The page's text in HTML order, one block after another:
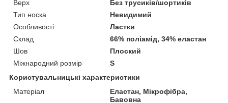
Верх
Без трусиків/шортиків
Тип носка
Невидимий
Особливості
Ластки
Склад
66% поліамід, 34% еластан
Шов
Плоский
Міжнародний розмір
S
Користувальницькі характеристики
Матеріал
Еластан, Мікрофібра,
Бавовна